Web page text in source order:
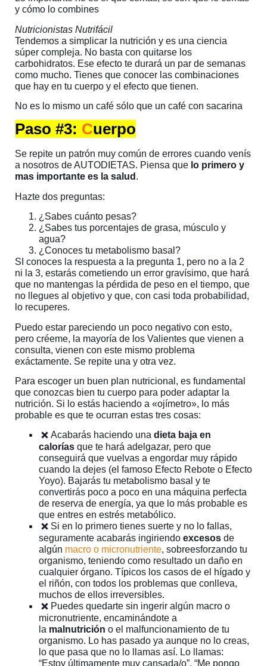
y cómo lo combines
Nutricionistas Nutrifácil
Tendemos a simplicar la nutrición y es una ciencia
súper compleja. No basta con quitarse los
carbohidratos. Ese efecto te durará un par de semanas
como mucho. Tienes que conocer las combinaciones
que hay en tu cuerpo y el efecto que tienen.
No es lo mismo un café sólo que un café con sacarina
Paso #3: Cuerpo
Se repite un patrón muy común de errores cuando venís
a nosotros de AUTODIETAS. Piensa que lo primero y
mas importante es la salud .
Hazte dos preguntas:
¿Sabes cuánto pesas?
¿Sabes tus porcentajes de grasa, músculo y
agua?
¿Conoces tu metabolismo basal?
SI conoces la respuesta a la pregunta 1, pero no a la 2
ni la 3, estarás cometiendo un error gravísimo, que hará
que no mantengas la pérdida de peso en el tiempo, que
no llegues al objetivo y que, con casi toda probabilidad,
lo recuperes.
Puedo estar pareciendo un poco negativo con esto,
pero créeme, la mayoría de los Valientes que vienen a
consulta, vienen con este mismo problema
exáctamente. Se repite una y otra vez.
Para escoger un buen plan nutricional, es fundamental
que conozcas bien tu cuerpo para poder adaptar la
nutrición. Si lo estás haciendo a «ojímetro», lo más
probable es que te ocurran estas tres cosas:
Acabarás haciendo una dieta baja en
calorías que te hará adelgazar, pero que
conseguirá que vuelvas a engordar muy rápido
cuando la dejes (el famoso Efecto Rebote o Efecto
Yoyo). Bajarás tu metabolismo basal y te
convertirás poco a poco en una máquina perfecta
de reserva de energía, ya que lo más probable es
que entres en estrés metabólico.
Si en lo primero tienes suerte y no lo fallas,
seguramente acabarás ingiriendo excesos de
algún macro o micronutriente, sobreesforzando tu
organismo, teniendo como resultado un daño en
cualquier órgano. Típicos los casos de el hígado y
el riñón, con todos los problemas que conlleva,
muchos de ellos irreversibles.
Puedes quedarte sin ingerir algún macro o
micronutriente, encaminándote a
la malnutrición o el malfuncionamiento de tu
organismo. Lo has pasado ya aunque no lo creas,
lo que pasa que no lo llamas así. Lo llamas:
“Estoy últimamente muy cansada/o”, “Me pongo